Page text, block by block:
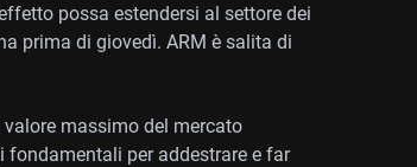
possa estendersi al settore dei
prima di giovedì. ARM è salita di
valore massimo del mercato
fondamentali per addestrare e far